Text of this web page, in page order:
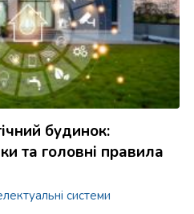
будинок:
та головні правила
системи